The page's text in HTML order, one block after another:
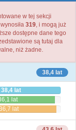
w tej sekcji
319, i mogą już
dostępne dane tego
są tutaj dla
niż żadne.
38,4 lat
38,4 lat
lat
lat